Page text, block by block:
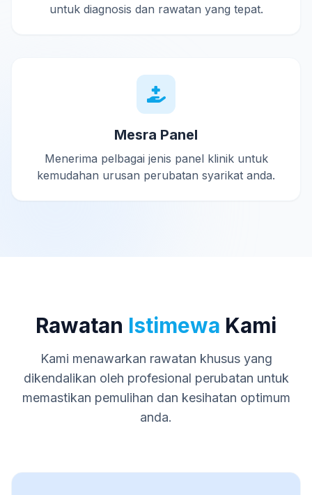
untuk diagnosis dan rawatan yang tepat.
Mesra Panel
Menerima pelbagai jenis panel klinik untuk
kemudahan urusan perubatan syarikat anda.
Rawatan Istimewa Kami
Kami menawarkan rawatan khusus yang
dikendalikan oleh profesional perubatan untuk
memastikan pemulihan dan kesihatan optimum
anda.